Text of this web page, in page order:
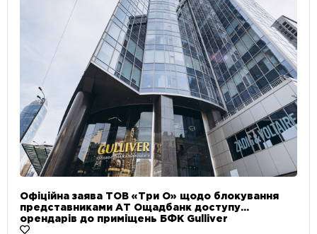
Офіційна заява ТОВ «Три О» щодо блокування
представниками АТ Ощадбанк доступу
орендарів до приміщень БФК Gulliver